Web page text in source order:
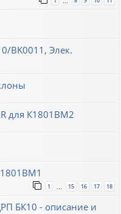
BK0011, Элек.
для К1801ВМ2
1 15 16 17 18
БК10 - описание и